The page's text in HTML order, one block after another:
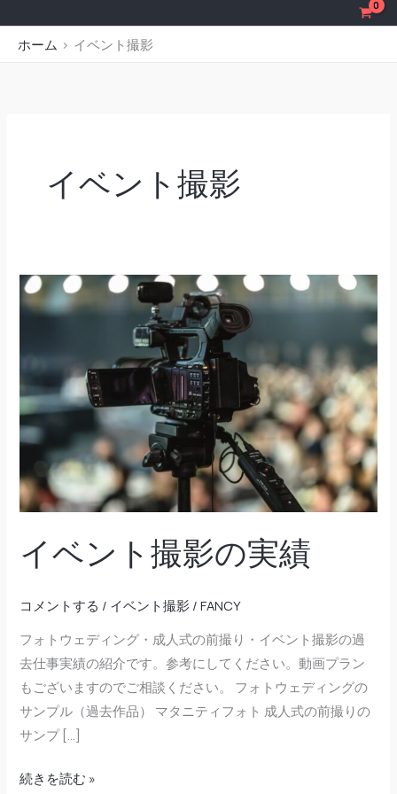
ホーム イベント撮影
イベント撮影
イベント撮影の実績
コメントする / イベント撮影 /FANCY
フォトウェディング・成人式の前撮り・イベント撮影の過
去仕事実績の紹介です。参考にしてください。動画プラン
もございますのでご相談ください。 フォトウェディングの
サンプル（過去作品） マタニティフォト 成人式の前撮りの
サンプ […]
イ
ベ
ト
撮
影
の
績
続きを読む »